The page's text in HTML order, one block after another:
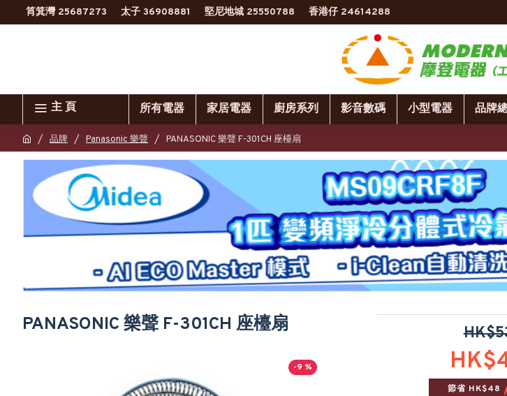
筲箕灣 25687273 太子 36908881 堅尼地城 25550788 香港仔 24614288
主 頁 所有電器 家居電器 廚房系列 影音數碼 小型電器 品牌
品牌 Panasonic 樂聲 PANASONIC 樂聲 F-301CH 座檯扇
PANASONIC 樂聲 F-301CH 座檯扇
-9 %
節省 HK$48